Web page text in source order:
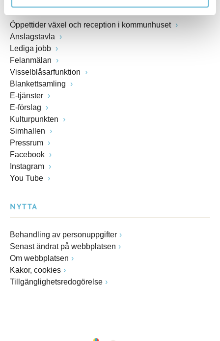
Öppettider växel och reception i kommunhuset
Anslagstavla
Lediga jobb
Felanmälan
Visselblåsarfunktion
Blankettsamling
E-tjänster
E-förslag
Kulturpunkten
Simhallen
Pressrum
Facebook
Instagram
You Tube
NYTTA
Behandling av personuppgifter
Senast ändrat på webbplatsen
Om webbplatsen
Kakor, cookies
Tillgänglighetsredogörelse